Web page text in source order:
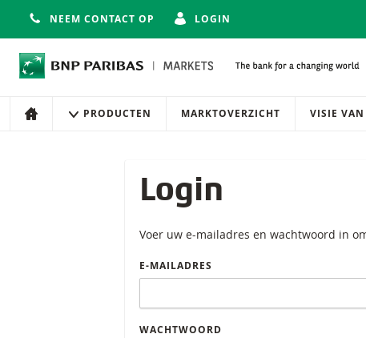
NEEM CONTACT OP LOGIN
Navigatie
Site navigatie
HOME PRODUCTEN MARKTOVERZICHT VISIE VAN
Login
Voer uw e-mailadres en wachtwoord in
E-MAILADRES
WACHTWOORD